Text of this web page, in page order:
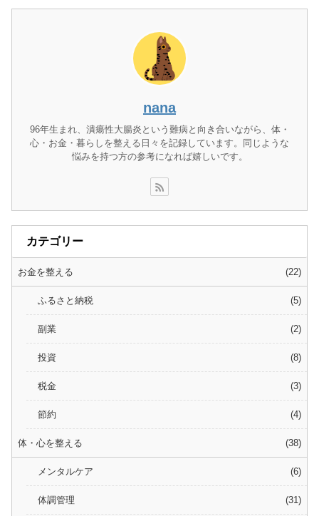
nana
96年生まれ、潰瘍性大腸炎という難病と向き合いながら、体・
心・お金・暮らしを整える日々を記録しています。同じような
悩みを持つ方の参考になれば嬉しいです。
カテゴリー
お金を整える 22
ふるさと納税 5
副業 2
投資 8
税金 3
節約 4
体・心を整える 38
メンタルケア 6
体調管理 31